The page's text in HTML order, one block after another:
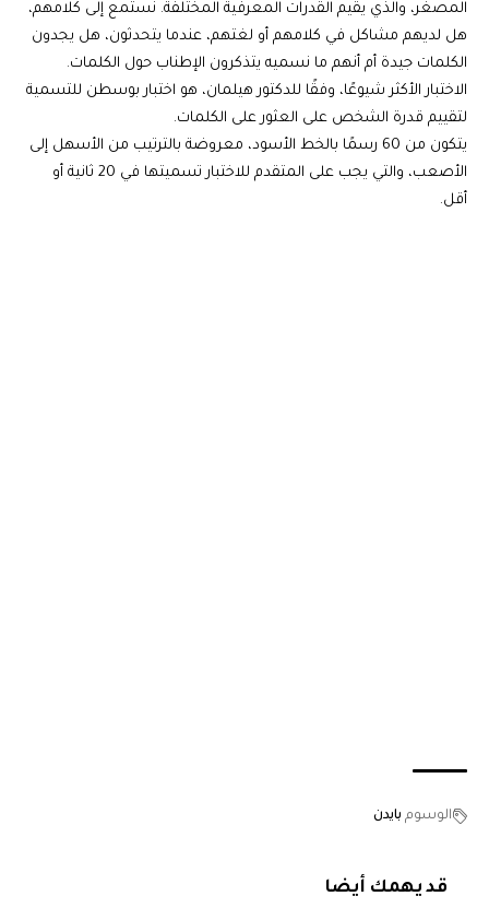
المصغر، والذي يقيم القدرات المعرفية المختلفة. نستمع إلى كلامهم،
هل لديهم مشاكل في كلامهم أو لغتهم، عندما يتحدثون، هل يجدون
الكلمات جيدة أم أنهم ما نسميه يتذكرون الإطناب حول الكلمات.
الاختبار الأكثر شيوعًا، وفقًا للدكتور هيلمان، هو اختبار بوسطن للتسمية
لتقييم قدرة الشخص على العثور على الكلمات.
يتكون من 60 رسمًا بالخط الأسود، معروضة بالترتيب من الأسهل إلى
الأصعب، والتي يجب على المتقدم للاختبار تسميتها في 20 ثانية أو
أقل.
الوسوم بايدن
قد يهمك أيضا